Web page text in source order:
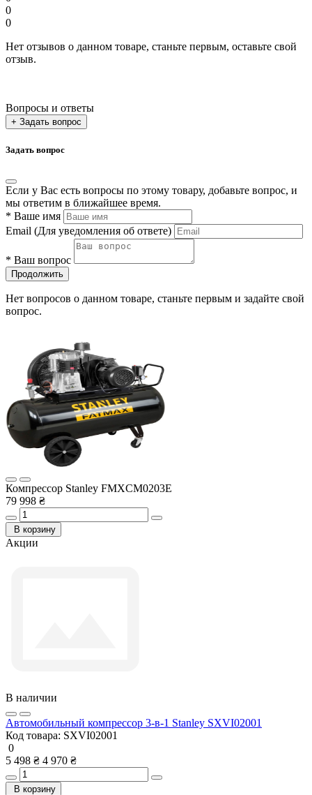
0
0
Нет отзывов о данном товаре, станьте первым, оставьте свой
отзыв.
Вопросы и ответы
+ Задать вопрос
Задать вопрос
Если у Вас есть вопросы по этому товару, добавьте вопрос, и
мы ответим в ближайшее время.
* Ваше имя
Email (Для уведомления об ответе)
* Ваш вопрос
Продолжить
Нет вопросов о данном товаре, станьте первым и задайте свой
вопрос.
Компрессор Stanley FMXCM0203E
79 998 ₴
В корзину
Акции
В наличии
Автомобильный компрессор 3-в-1 Stanley SXVI02001
Код товара: SXVI02001
0
5 498 ₴ 4 970 ₴
В корзину